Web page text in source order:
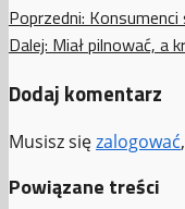
Zobacz
wpisy
Poprzedni:
Dalej: Miał pilnować, a
Dodaj komentarz
Musisz sięzalogować
Powiązane treści